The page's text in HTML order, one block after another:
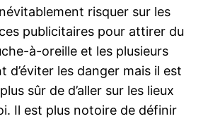
risquer sur les
publicitaires pour attirer du
à-oreille et les plusieurs
d’éviter les danger mais il est
sûr de d’aller sur les lieux
Il est plus notoire de définir